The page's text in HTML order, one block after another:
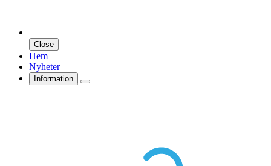
Close
Hem
Nyheter
Information